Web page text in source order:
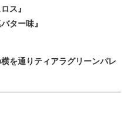
ス』
ター味』
を通りティアラグリーンパレ